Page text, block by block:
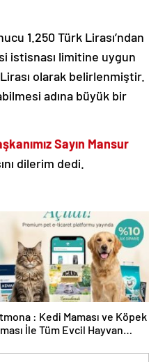
1.250 Türk Lirası’ndan
istisnası limitine uygun
olarak belirlenmiştir.
adına büyük bir
Sayın Mansur
dilerim dedi.
: Kedi Maması ve Köpek
İle Tüm Evcil Hayvan